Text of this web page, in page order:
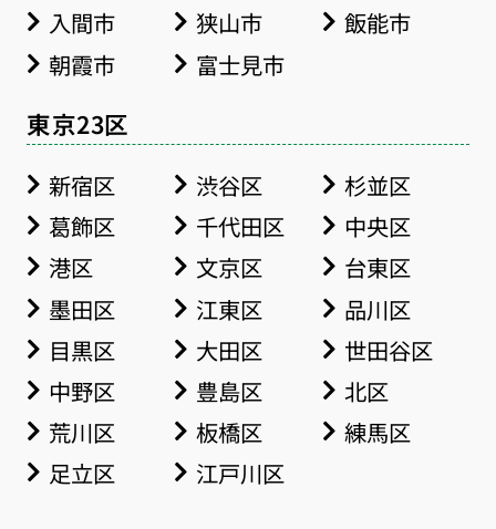
入間市
狭山市
飯能市
朝霞市
富士見市
東京23区
新宿区 渋谷区
杉並区
葛飾区
千代田区
中央区
港区
文京区
台東区
墨田区
江東区
品川区
目黒区
大田区
世田谷区
中野区
豊島区
北区
荒川区
板橋区
練馬区
足立区
江戸川区